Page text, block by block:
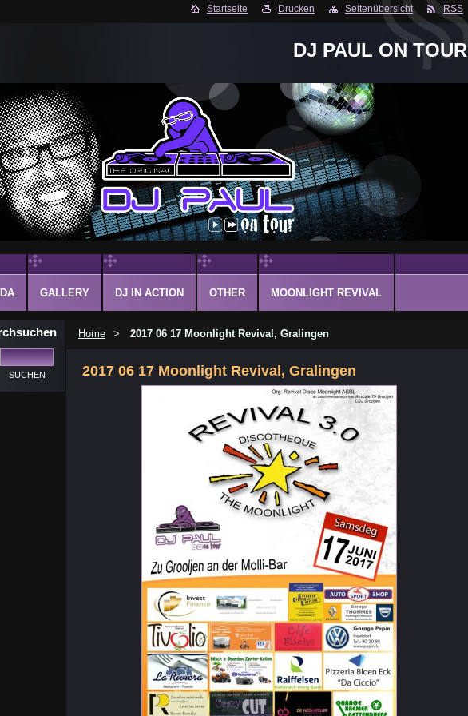
Startseite Drucken Seitenübersicht RSS
DJ PAUL ON TOUR
Home > 2017 06 17 Moonlight Revival, Gralingen
2017 06 17 Moonlight Revival, Gralingen
GALLERY DJ IN ACTION OTHER MOONLIGHT REVIVAL